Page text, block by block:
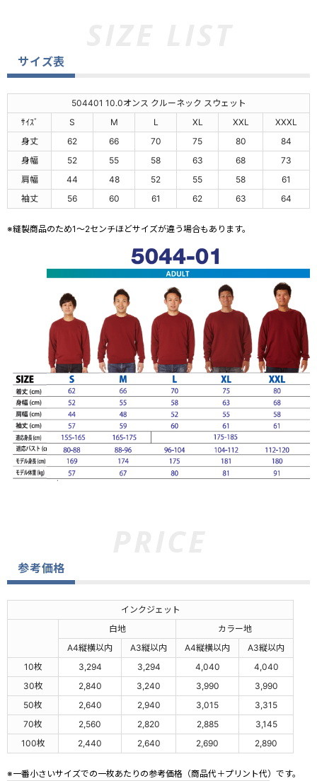
サイズ表
504401 10.0オンス クルーネック スウェット
ｻｲｽﾞ
S M L XL XXL
XXXL
身丈
62 66 70 75 80
84
身幅
52 55 58 63 68
73
肩幅
44 48 52 55 58
61
袖丈
56 60 61 62 63 64
※縫製商品のため1～2センチほどサイズが違う場合もあります。
参考価格
インクジェット
白地
カラー地
A4縦横以内
A3縦以内 A4縦横以内
A3縦以内
10枚
3,294 3,294 4,040
4,040
30枚
2,840 3,240 3,990
3,990
50枚
2,640 2,940 3,015
3,315
70枚
2,560 2,820 2,885
3,145
100枚
2,440 2,640 2,690 2,890
※一番小さいサイズでの一枚あたりの参考価格（商品代＋プリント代）です。